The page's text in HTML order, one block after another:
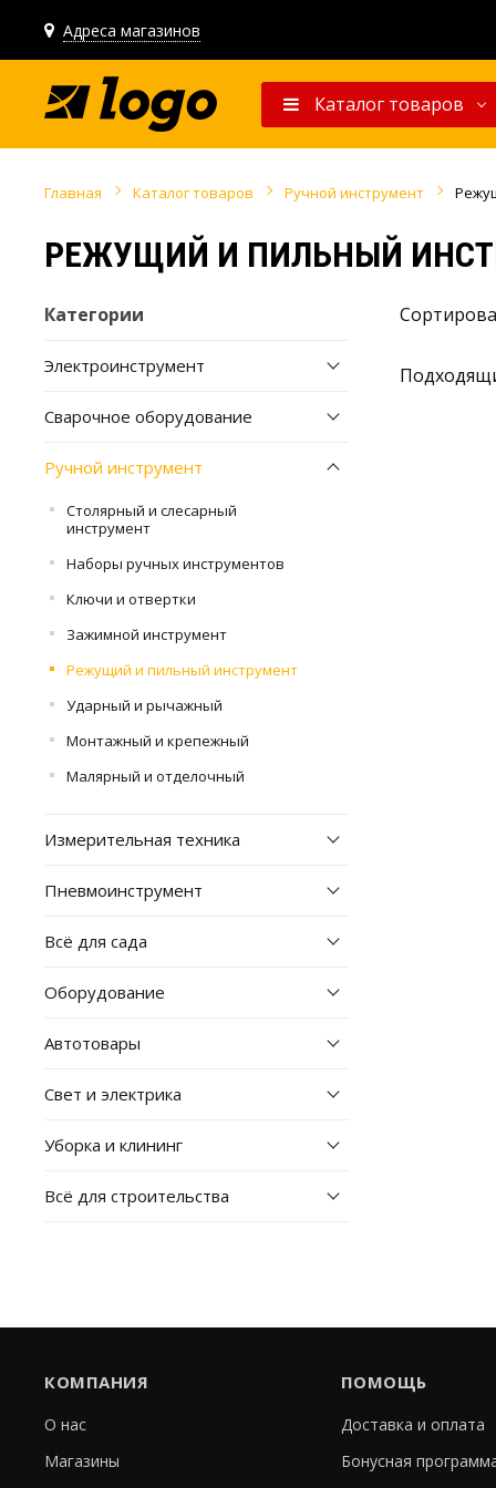
Адреса магазинов
Каталог товаров
Главная Каталог товаров Ручной инструмент
РЕЖУЩИЙ И ПИЛЬНЫЙ
Категории
Электроинструмент
Сварочное оборудование
Ручной инструмент
Столярный и слесарный
инструмент
Наборы ручных инструментов
Ключи и отвертки
Зажимной инструмент
Режущий и пильный инструмент
Ударный и рычажный
Монтажный и крепежный
Малярный и отделочный
Измерительная техника
Пневмоинструмент
Всё для сада
Оборудование
Автотовары
Свет и электрика
Уборка и клининг
Всё для строительства
КОМПАНИЯ
О нас
Магазины
ПОМОЩЬ
Доставка и оплата
Бонусная